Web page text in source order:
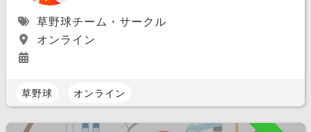
草野球チーム・サークル
オンライン
草野球 オンライン